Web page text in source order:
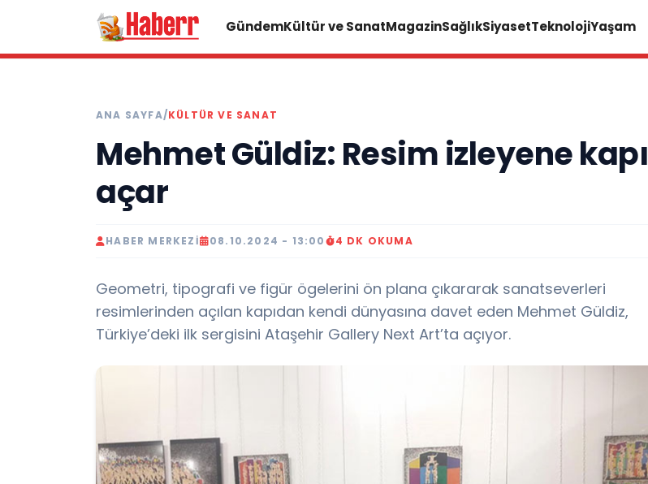
GündemKültür ve SanatMagazinSağlıkSiyasetTeknolojiYaşam
ANA SAYFA/KÜLTÜR VE SANAT
Mehmet Güldiz: Resim izleyene kapı
açar
HABER MERKEZI 08.10.2024 - 13:00 4 DK OKUMA
Geometri, tipografi ve figür ögelerini ön plana çıkararak sanatseverleri
resimlerinden açılan kapıdan kendi dünyasına davet eden Mehmet Güldiz,
Türkiye’deki ilk sergisini Ataşehir Gallery Next Art’ta açıyor.